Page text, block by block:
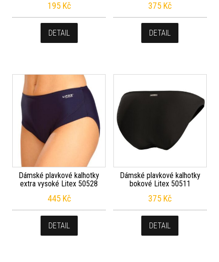
195 Kč
DETAIL
375 Kč
DETAIL
Dámské plavkové kalhotky
extra vysoké Litex 50528
445 Kč
DETAIL
Dámské plavkové kalhotky
bokové Litex 50511
375 Kč
DETAIL